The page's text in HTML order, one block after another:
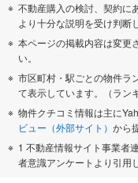
不動産購入の検討、契約に
より十分な説明を受け判断
本ページの掲載内容は変更
い。
市区町村・駅ごとの物件ラ
て表示しています。（ラン
物件クチコミ情報は主に
ビュー（外部サイト） から
1 不動産情報サイト事業者
者意識アンケートより引用